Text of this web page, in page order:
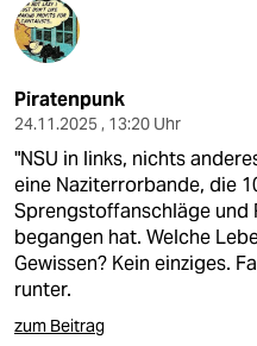
Piratenpunk
24.11.2025 , 13:20 Uhr
"NSU in links, nichts
eine Naziterrorbande, die
Sprengstoffanschläge und
begangen hat. Welche
Gewissen? Kein einziges.
runter.
zum Beitrag